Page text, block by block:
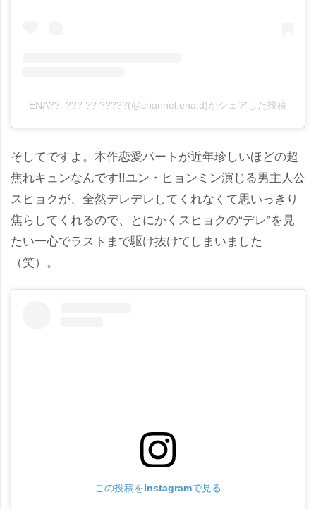
ENA??: ??? ?? ?????(@channel.ena.d)がシェアした投稿
そしてですよ。本作恋愛パートが近年珍しいほどの超
焦れキュンなんです!!ユン・ヒョンミン演じる男主人公
スヒョクが、全然デレデレしてくれなくて思いっきり
焦らしてくれるので、とにかくスヒョクの“デレ”を見
たい一心でラストまで駆け抜けてしまいました
（笑）。
この投稿をInstagramで見る